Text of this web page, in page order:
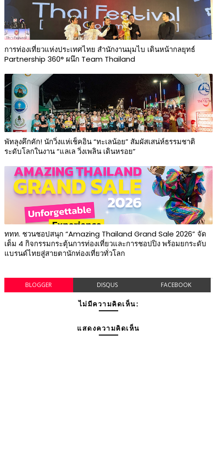
การท่องเที่ยวแห่งประเทศไทย สำนักงานมุมไบ เดินหน้ากลยุทธ์
Partnership 360° ผนึก Team Thailand
พัทลุงคึกคัก! นักวิ่งแห่เช็คอิน “ทะเลน้อย” สัมผัสเสน่ห์ธรรมชาติ
ระดับโลกในงาน “แลเล วิ่งเพลิน เดินหรอย”
ททท. ชวนชอปสนุก “Amazing Thailand Grand Sale 2026” จัด
เต็ม 4 กิจกรรมกระตุ้นการท่องเที่ยวและการชอปปิง พร้อมยกระดับ
แบรนด์ไทยสู่สายตานักท่องเที่ยวทั่วโลก
BLOGGER DISQUS FACEBOOK
ไม่มีความคิดเห็น:
แสดงความคิดเห็น